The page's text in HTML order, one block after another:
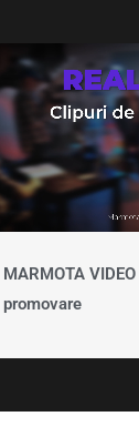
MARMOTA
promovare